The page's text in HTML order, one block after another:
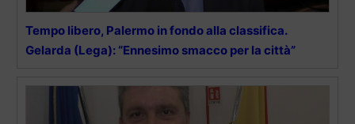
Tempo libero, Palermo in fondo alla classifica.
Gelarda (Lega): “Ennesimo smacco per la città”